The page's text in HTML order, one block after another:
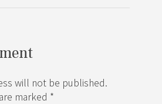
will not be published.
marked *